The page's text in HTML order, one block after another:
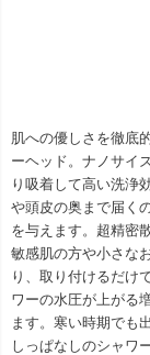
肌への優しさを徹底
ーヘッド。ナノサイ
り吸着して高い洗浄
や頭皮の奥まで届く
を与えます。超精密
敏感肌の方や小さな
り、取り付けるだけ
ワーの水圧が上がる
ます。寒い時期でも
しっぱなしのシャワ